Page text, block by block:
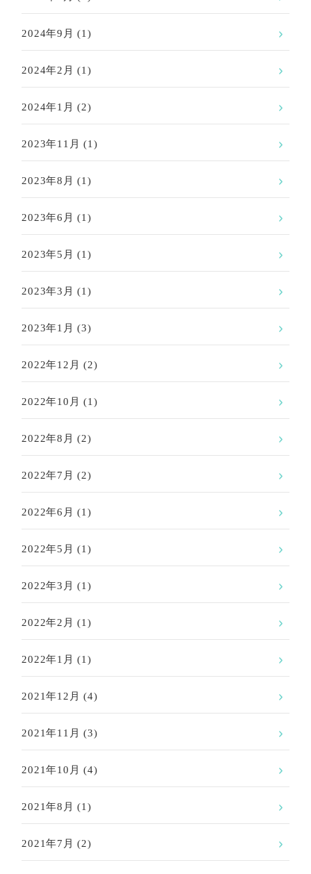
2024年9月 (1)
2024年2月 (1)
2024年1月 (2)
2023年11月 (1)
2023年8月 (1)
2023年6月 (1)
2023年5月 (1)
2023年3月 (1)
2023年1月 (3)
2022年12月 (2)
2022年10月 (1)
2022年8月 (2)
2022年7月 (2)
2022年6月 (1)
2022年5月 (1)
2022年3月 (1)
2022年2月 (1)
2022年1月 (1)
2021年12月 (4)
2021年11月 (3)
2021年10月 (4)
2021年8月 (1)
2021年7月 (2)